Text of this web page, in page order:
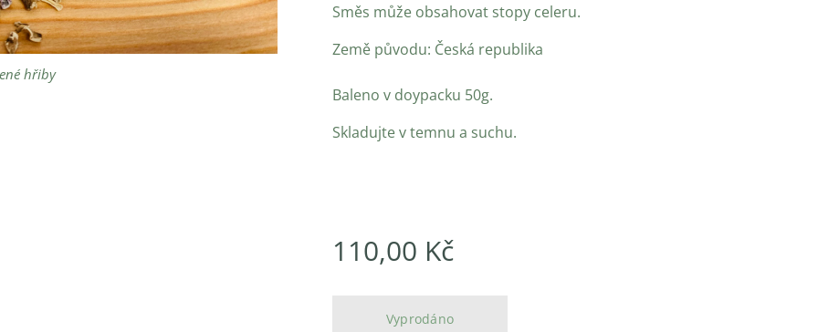
hřiby
Směs může obsahovat stopy celeru.
Země původu: Česká republika
Baleno v doypacku 50g.
Skladujte v temnu a suchu.
110,00 Kč
Vyprodáno